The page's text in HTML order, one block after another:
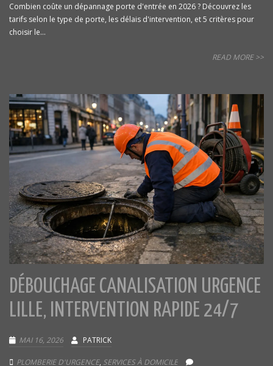
Combien coûte un dépannage porte d'entrée en 2026 ? Découvrez les
tarifs selon le type de porte, les délais d'intervention, et 5 critères pour
choisir le...
READ MORE >>
DÉBOUCHAGE CANALISATION URGENCE
LILLE, INTERVENTION RAPIDE 24/7
MAI 16, 2026 PATRICK
PLOMBERIE D'URGENCE, SERVICES À DOMICILE